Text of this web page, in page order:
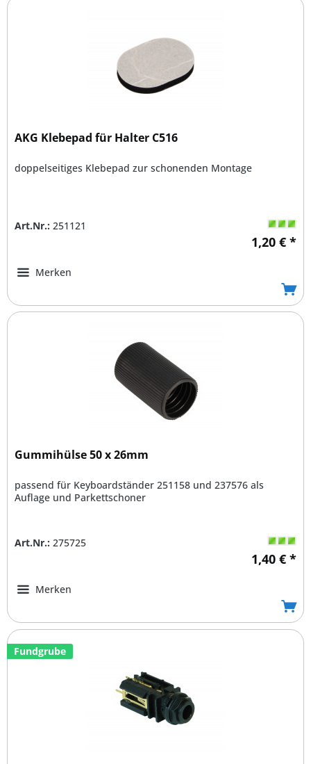
AKG Klebepad für Halter C516
doppelseitiges Klebepad zur schonenden Montage
Art.Nr.: 251121
1,20 € *
Merken
Gummihülse 50 x 26mm
passend für Keyboardständer 251158 und 237576 als
Auflage und Parkettschoner
Art.Nr.: 275725
1,40 € *
Merken
Fundgrube